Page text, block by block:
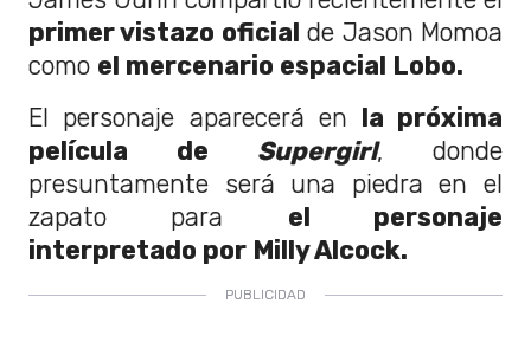
primer vistazo oficial de Jason Momoa
como el mercenario espacial Lobo.
El personaje aparecerá en la próxima
película de Supergirl, donde
presuntamente será una piedra en el
zapato para el personaje
interpretado por Milly Alcock.